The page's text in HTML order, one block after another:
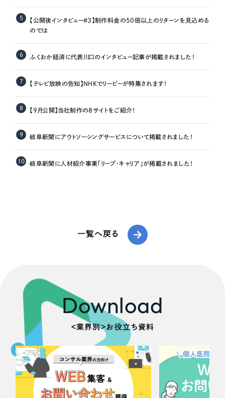
5
【公開後インタビュー＃3】制作料金の50倍以上のリターンを見込める
のでは
6 ふくおか経済に代表川口のインタビュー記事が掲載されました！
7 【テレビ放映の告知】NHKでリーピーが特集されます！
8 【9月公開】当社制作の8サイトをご紹介！
9 岐阜新聞にアウトソーシングサービスについて掲載されました！
10 岐阜新聞に人材紹介事業「リープ・キャリア」が掲載されました！
一覧へ戻る
Download
＜業界別＞お役立ち資料